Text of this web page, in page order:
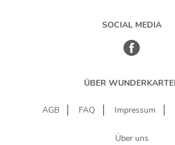
einwandfrei und problemlos geklappt. Jederzeit
Sehr schnelle Lieferung.
SOCIAL MEDIA
ÜBER
AGB FAQ Impressum
Über uns